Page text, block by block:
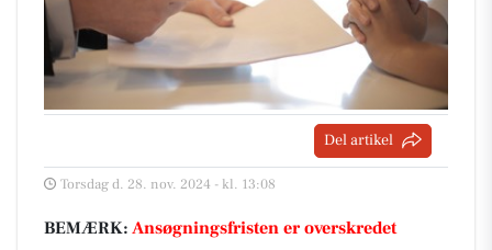
Del artikel
Torsdag d. 28. nov. 2024 - kl. 13:08
BEMÆRK: Ansøgningsfristen er overskredet